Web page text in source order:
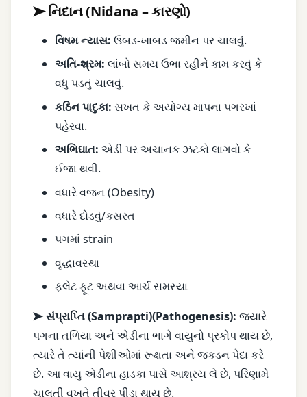
➤ નિદાન (Nidana – કારણો)
વિષમ ન્યાસ: ઉબડ-ખાબડ જમીન પર ચાલવું.
અતિ-શ્રમ: લાંબો સમય ઉભા રહીને કામ કરવું કે
વધુ પડતું ચાલવું.
કઠિન પાદુકા: સખત કે અયોગ્ય માપના પગરખાં
પહેરવા.
અભિઘાત: એડી પર અચાનક ઝટકો લાગવો કે
ઈજા થવી.
વધારે વજન (Obesity)
વધારે દોડવું/કસરત
પગમાં strain
વૃદ્ધાવસ્થા
ફ્લેટ ફૂટ અથવા આર્ચ સમસ્યા
➤ સંપ્રાપ્તિ (Samprapti)(Pathogenesis): જ્યારે
પગના તળિયા અને એડીના ભાગે વાયુનો પ્રકોપ થાય છે,
ત્યારે તે ત્યાંની પેશીઓમાં રૂક્ષતા અને જકડન પેદા કરે
છે. આ વાયુ એડીના હાડકા પાસે આશ્રય લે છે, પરિણામે
ચાલતી વખતે તીવ્ર પીડા થાય છે.